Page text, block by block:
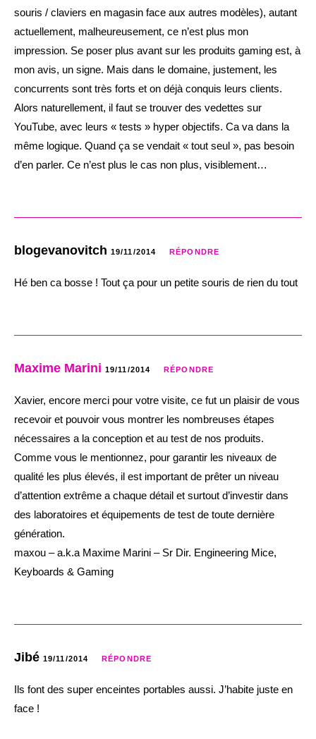
souris / claviers en magasin face aux autres modèles), autant
actuellement, malheureusement, ce n’est plus mon
impression. Se poser plus avant sur les produits gaming est, à
mon avis, un signe. Mais dans le domaine, justement, les
concurrents sont très forts et on déjà conquis leurs clients.
Alors naturellement, il faut se trouver des vedettes sur
YouTube, avec leurs « tests » hyper objectifs. Ca va dans la
même logique. Quand ça se vendait « tout seul », pas besoin
d’en parler. Ce n’est plus le cas non plus, visiblement…
blogevanovitch 19/11/2014 RÉPONDRE
Hé ben ca bosse ! Tout ça pour un petite souris de rien du tout
Maxime Marini 19/11/2014 RÉPONDRE
Xavier, encore merci pour votre visite, ce fut un plaisir de vous
recevoir et pouvoir vous montrer les nombreuses étapes
nécessaires a la conception et au test de nos produits.
Comme vous le mentionnez, pour garantir les niveaux de
qualité les plus élevés, il est important de prêter un niveau
d’attention extrême a chaque détail et surtout d’investir dans
des laboratoires et équipements de test de toute dernière
génération.
maxou – a.k.a Maxime Marini – Sr Dir. Engineering Mice,
Keyboards & Gaming
Jibé 19/11/2014 RÉPONDRE
Ils font des super enceintes portables aussi. J’habite juste en
face !